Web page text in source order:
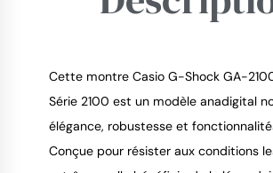
Cette montre Casio G-Shock GA-
Série 2100 est un modèle anadigital
élégance, robustesse et
Conçue pour résister aux conditions